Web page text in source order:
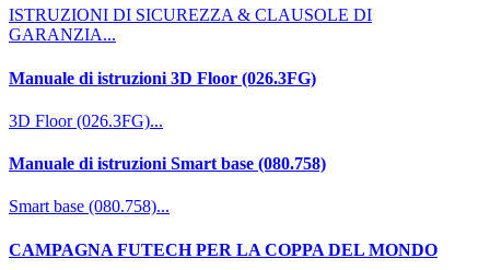
ISTRUZIONI DI SICUREZZA & CLAUSOLE DI
GARANZIA...
Manuale di istruzioni 3D Floor (026.3FG)
3D Floor (026.3FG)...
Manuale di istruzioni Smart base (080.758)
Smart base (080.758)...
CAMPAGNA FUTECH PER LA COPPA DEL MONDO